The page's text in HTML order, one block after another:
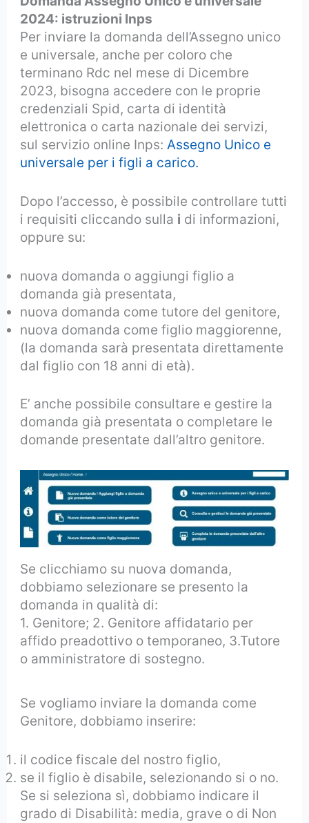
2024: istruzioni Inps
Per inviare la domanda dell’Assegno unico
e universale, anche per coloro che
terminano Rdc nel mese di Dicembre
2023, bisogna accedere con le proprie
credenziali Spid, carta di identità
elettronica o carta nazionale dei servizi,
sul servizio online Inps: Assegno Unico e
universale per i figli a carico.
Dopo l’accesso, è possibile controllare tutti
i requisiti cliccando sulla i di informazioni,
oppure su:
nuova domanda o aggiungi figlio a
domanda già presentata,
nuova domanda come tutore del genitore,
nuova domanda come figlio maggiorenne,
(la domanda sarà presentata direttamente
dal figlio con 18 anni di età).
E’ anche possibile consultare e gestire la
domanda già presentata o completare le
domande presentate dall’altro genitore.
Se clicchiamo su nuova domanda,
dobbiamo selezionare se presento la
domanda in qualità di:
1. Genitore; 2. Genitore affidatario per
affido preadottivo o temporaneo, 3.Tutore
o amministratore di sostegno.
Se vogliamo inviare la domanda come
Genitore, dobbiamo inserire:
il codice fiscale del nostro figlio,
se il figlio è disabile, selezionando si o no.
Se si seleziona sì, dobbiamo indicare il
grado di Disabilità: media, grave o di Non